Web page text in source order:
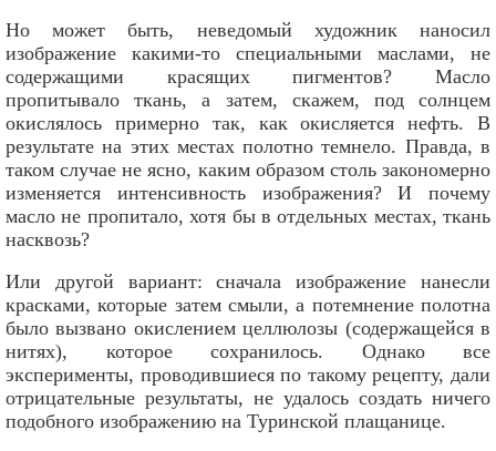
Но может быть, неведомый художник наносил
изображение какими-то специальными маслами, не
содержащими красящих пигментов? Масло
пропитывало ткань, а затем, скажем, под солнцем
окислялось примерно так, как окисляется нефть. В
результате на этих местах полотно темнело. Правда, в
таком случае не ясно, каким образом столь закономерно
изменяется интенсивность изображения? И почему
масло не пропитало, хотя бы в отдельных местах, ткань
насквозь?
Или другой вариант: сначала изображение нанесли
красками, которые затем смыли, а потемнение полотна
было вызвано окислением целлюлозы (содержащейся в
нитях), которое сохранилось. Однако все
эксперименты, проводившиеся по такому рецепту, дали
отрицательные результаты, не удалось создать ничего
подобного изображению на Туринской плащанице.